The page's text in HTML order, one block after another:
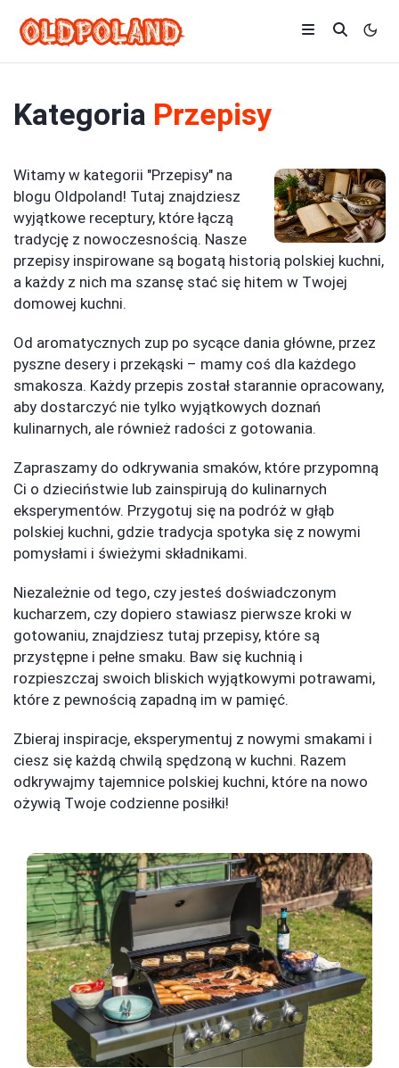
Kategoria Przepisy
Witamy w kategorii "Przepisy" na
blogu Oldpoland! Tutaj znajdziesz
wyjątkowe receptury, które łączą
tradycję z nowoczesnością. Nasze
przepisy inspirowane są bogatą historią polskiej kuchni,
a każdy z nich ma szansę stać się hitem w Twojej
domowej kuchni.
Od aromatycznych zup po sycące dania główne, przez
pyszne desery i przekąski – mamy coś dla każdego
smakosza. Każdy przepis został starannie opracowany,
aby dostarczyć nie tylko wyjątkowych doznań
kulinarnych, ale również radości z gotowania.
Zapraszamy do odkrywania smaków, które przypomną
Ci o dzieciństwie lub zainspirują do kulinarnych
eksperymentów. Przygotuj się na podróż w głąb
polskiej kuchni, gdzie tradycja spotyka się z nowymi
pomysłami i świeżymi składnikami.
Niezależnie od tego, czy jesteś doświadczonym
kucharzem, czy dopiero stawiasz pierwsze kroki w
gotowaniu, znajdziesz tutaj przepisy, które są
przystępne i pełne smaku. Baw się kuchnią i
rozpieszczaj swoich bliskich wyjątkowymi potrawami,
które z pewnością zapadną im w pamięć.
Zbieraj inspiracje, eksperymentuj z nowymi smakami i
ciesz się każdą chwilą spędzoną w kuchni. Razem
odkrywajmy tajemnice polskiej kuchni, które na nowo
ożywią Twoje codzienne posiłki!